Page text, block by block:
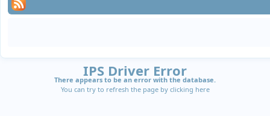
IPS Driver Error
There appears to be an error with the database.
You can try to refresh the page by clicking here